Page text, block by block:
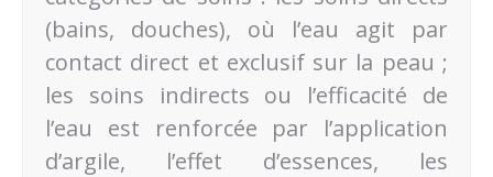
(bains, douches), où l’eau agit par
contact direct et exclusif sur la peau ;
les soins indirects ou l’efficacité de
l’eau est renforcée par l’application
d’argile, l’effet d’essences, les